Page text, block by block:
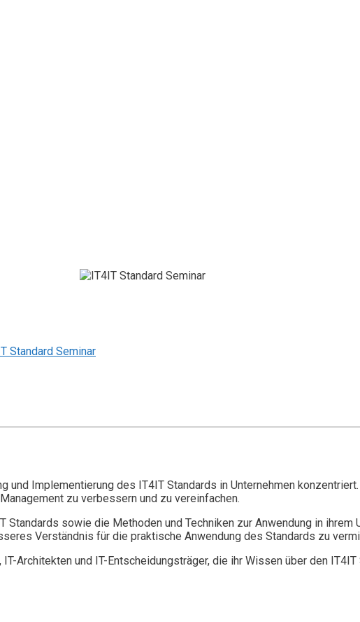
Standard Seminar
und Implementierung des IT4IT Standards in Unternehmen
zu verbessern und zu vereinfachen.
sowie die Methoden und Techniken zur Anwendung in ihrem
Verständnis für die praktische Anwendung des Standards zu
Architekten und IT-Entscheidungsträger, die ihr Wissen über den